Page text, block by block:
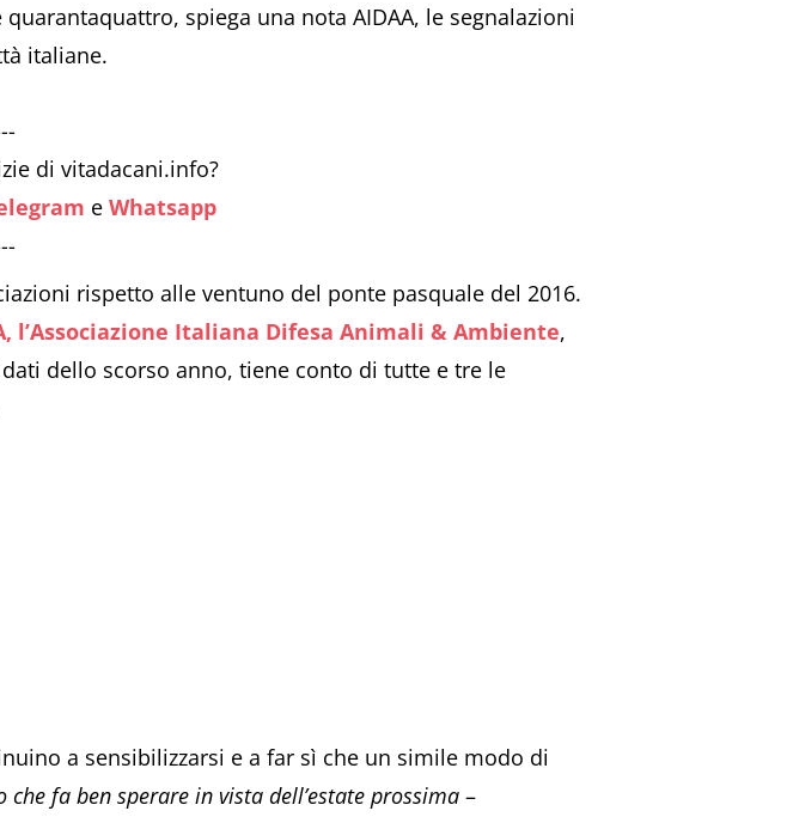
quarantaquattro, spiega una nota AIDAA, le segnalazioni
italiane.
di vitadacani.info?
e Whatsapp
rispetto alle ventuno del ponte pasquale del 2016.
l’Associazione Italiana Difesa Animali & Ambiente,
dello scorso anno, tiene conto di tutte e tre le
a sensibilizzarsi e a far sì che un simile modo di
fa ben sperare in vista dell’estate prossima –